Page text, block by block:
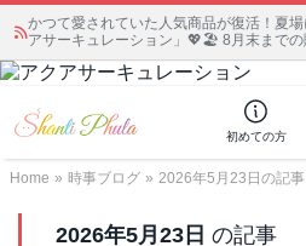
かつて愛されていた人気商品が復活！夏
アサーキュレーション」💖🏖️ 8月末までの
初めての方
Home » 時事ブログ » 2026年5月23日の記事
2026年5月23日 の記事